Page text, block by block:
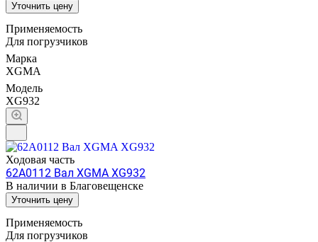
Уточнить цену
Применяемость
Для погрузчиков
Марка
XGMA
Модель
XG932
Ходовая часть
62A0112 Вал XGMA XG932
В наличии в Благовещенске
Уточнить цену
Применяемость
Для погрузчиков